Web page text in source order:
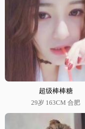
超级棒棒糖
29岁 163CM 合肥